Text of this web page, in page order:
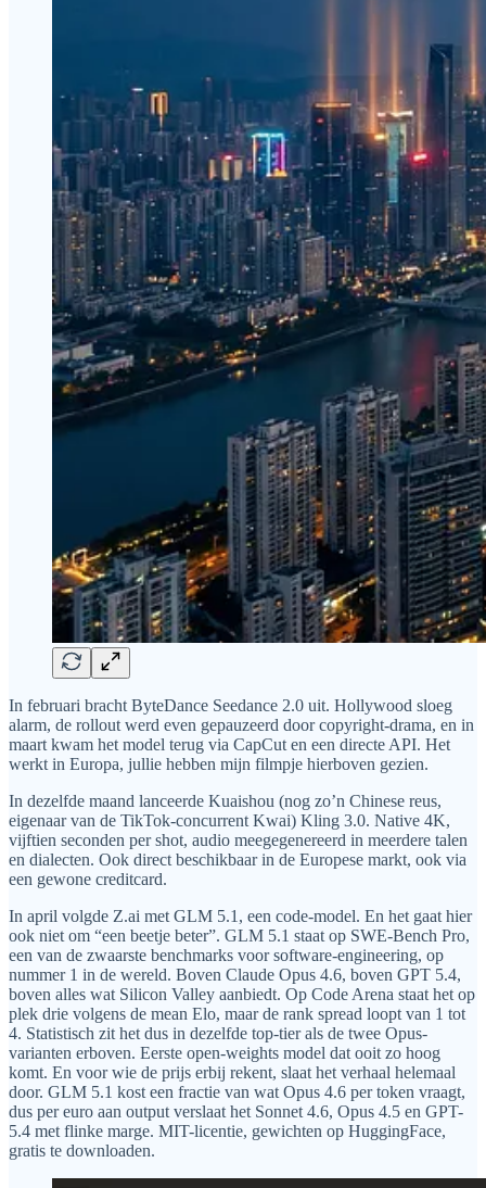
In februari bracht ByteDance Seedance 2.0 uit. Hollywood sloeg
alarm, de rollout werd even gepauzeerd door copyright-drama, en in
maart kwam het model terug via CapCut en een directe API. Het
werkt in Europa, jullie hebben mijn filmpje hierboven gezien.
In dezelfde maand lanceerde Kuaishou (nog zo’n Chinese reus,
eigenaar van de TikTok-concurrent Kwai) Kling 3.0. Native 4K,
vijftien seconden per shot, audio meegegenereerd in meerdere talen
en dialecten. Ook direct beschikbaar in de Europese markt, ook via
een gewone creditcard.
In april volgde Z.ai met GLM 5.1, een code-model. En het gaat hier
ook niet om “een beetje beter”. GLM 5.1 staat op SWE-Bench Pro,
een van de zwaarste benchmarks voor software-engineering, op
nummer 1 in de wereld. Boven Claude Opus 4.6, boven GPT 5.4,
boven alles wat Silicon Valley aanbiedt. Op Code Arena staat het op
plek drie volgens de mean Elo, maar de rank spread loopt van 1 tot
4. Statistisch zit het dus in dezelfde top-tier als de twee Opus-
varianten erboven. Eerste open-weights model dat ooit zo hoog
komt. En voor wie de prijs erbij rekent, slaat het verhaal helemaal
door. GLM 5.1 kost een fractie van wat Opus 4.6 per token vraagt,
dus per euro aan output verslaat het Sonnet 4.6, Opus 4.5 en GPT-
5.4 met flinke marge. MIT-licentie, gewichten op HuggingFace,
gratis te downloaden.